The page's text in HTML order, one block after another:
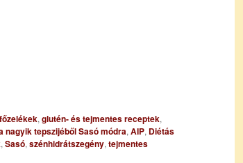
főzelékek, glutén- és tejmentes receptek,
nagyik tepszijéből Sasó módra, AIP, Diétás
, Sasó, szénhidrátszegény, tejmentes